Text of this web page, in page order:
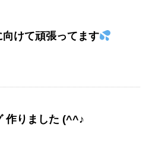
向けて頑張ってます
作りました (^^♪